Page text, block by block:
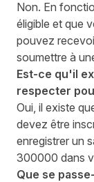
Non. En
éligible et que
pouvez
soumettre à
Est-ce qu'il
respecter
Oui, il existe
devez être
enregistrer un
300000 dans
Que se